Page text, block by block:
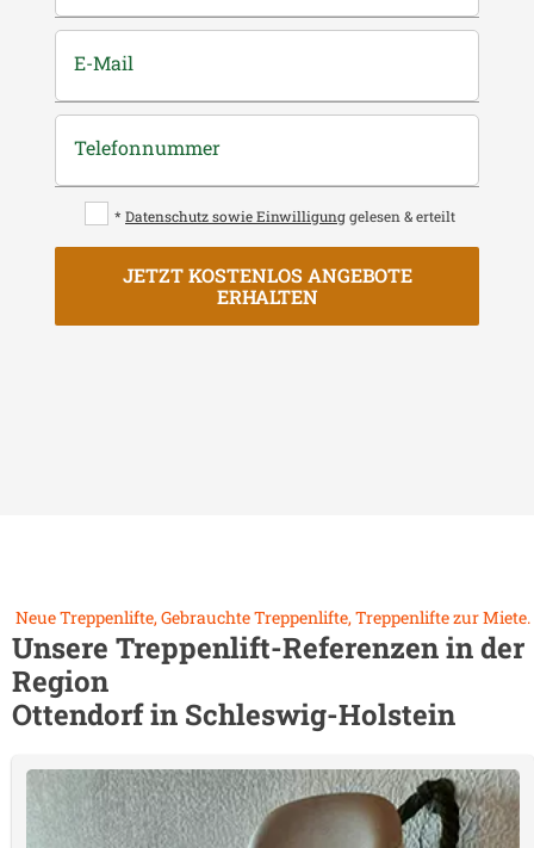
E-Mail
Telefonnummer
* Datenschutz sowie Einwilligung gelesen & erteilt
JETZT KOSTENLOS ANGEBOTE
ERHALTEN
Neue Treppenlifte, Gebrauchte Treppenlifte, Treppenlifte zur Miete.
Unsere Treppenlift-Referenzen in der
Region
Ottendorf in Schleswig-Holstein